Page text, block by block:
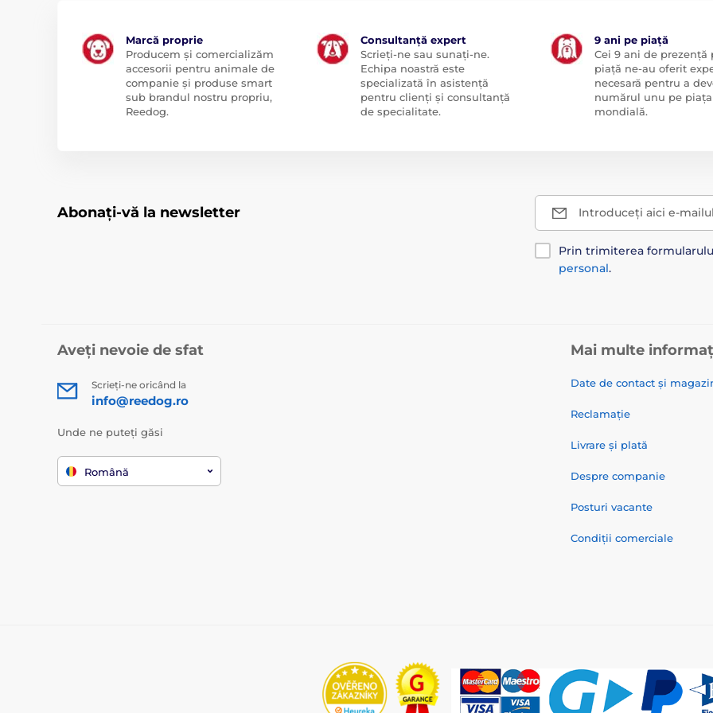
Marcă proprie
Producem și comercializăm
accesorii pentru animale de
companie și produse smart
sub brandul nostru propriu,
Reedog.
Consultanță expert
Scrieți-ne sau sunați-ne.
Echipa noastră este
specializată în asistență
pentru clienți și consultanță
de specialitate.
9 ani pe piață
Cei 9 ani de prezență
piață ne-au oferit
necesară pentru a
numărul unu pe piața
mondială.
Abonați-vă la newsletter Introduceți aici e-
Prin trimiterea
personal.
Aveți nevoie de sfat
Scrieți-ne oricând la
info@reedog.ro
Unde ne puteți găsi
Română
Mai multe
Date de contact și
Reclamație
Livrare și plată
Despre companie
Posturi vacante
Condiții comerciale